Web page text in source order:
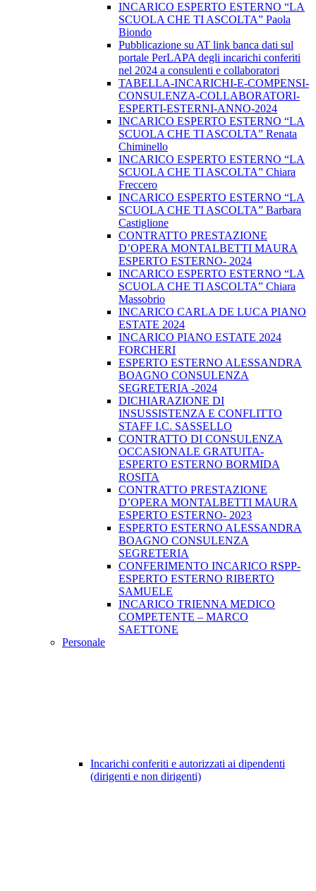
INCARICO ESPERTO ESTERNO “LA
SCUOLA CHE TI ASCOLTA” Paola
Biondo
Pubblicazione su AT link banca dati sul
portale PerLAPA degli incarichi conferiti
nel 2024 a consulenti e collaboratori
TABELLA-INCARICHI-E-COMPENSI-
CONSULENZA-COLLABORATORI-
ESPERTI-ESTERNI-ANNO-2024
INCARICO ESPERTO ESTERNO “LA
SCUOLA CHE TI ASCOLTA” Renata
Chiminello
INCARICO ESPERTO ESTERNO “LA
SCUOLA CHE TI ASCOLTA” Chiara
Freccero
INCARICO ESPERTO ESTERNO “LA
SCUOLA CHE TI ASCOLTA” Barbara
Castiglione
CONTRATTO PRESTAZIONE
D’OPERA MONTALBETTI MAURA
ESPERTO ESTERNO- 2024
INCARICO ESPERTO ESTERNO “LA
SCUOLA CHE TI ASCOLTA” Chiara
Massobrio
INCARICO CARLA DE LUCA PIANO
ESTATE 2024
INCARICO PIANO ESTATE 2024
FORCHERI
ESPERTO ESTERNO ALESSANDRA
BOAGNO CONSULENZA
SEGRETERIA -2024
DICHIARAZIONE DI
INSUSSISTENZA E CONFLITTO
STAFF I.C. SASSELLO
CONTRATTO DI CONSULENZA
OCCASIONALE GRATUITA-
ESPERTO ESTERNO BORMIDA
ROSITA
CONTRATTO PRESTAZIONE
D’OPERA MONTALBETTI MAURA
ESPERTO ESTERNO- 2023
ESPERTO ESTERNO ALESSANDRA
BOAGNO CONSULENZA
SEGRETERIA
CONFERIMENTO INCARICO RSPP-
ESPERTO ESTERNO RIBERTO
SAMUELE
INCARICO TRIENNA MEDICO
COMPETENTE – MARCO
SAETTONE
Personale
Incarichi conferiti e autorizzati ai dipendenti
(dirigenti e non dirigenti)